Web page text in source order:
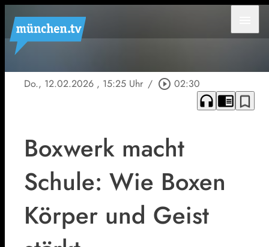
Do., 12.02.2026 , 15:25 Uhr / play_circle_outline 02:30
headphones chrome_reader_mode bookmark_border
Boxwerk macht
Schule: Wie Boxen
Körper und Geist